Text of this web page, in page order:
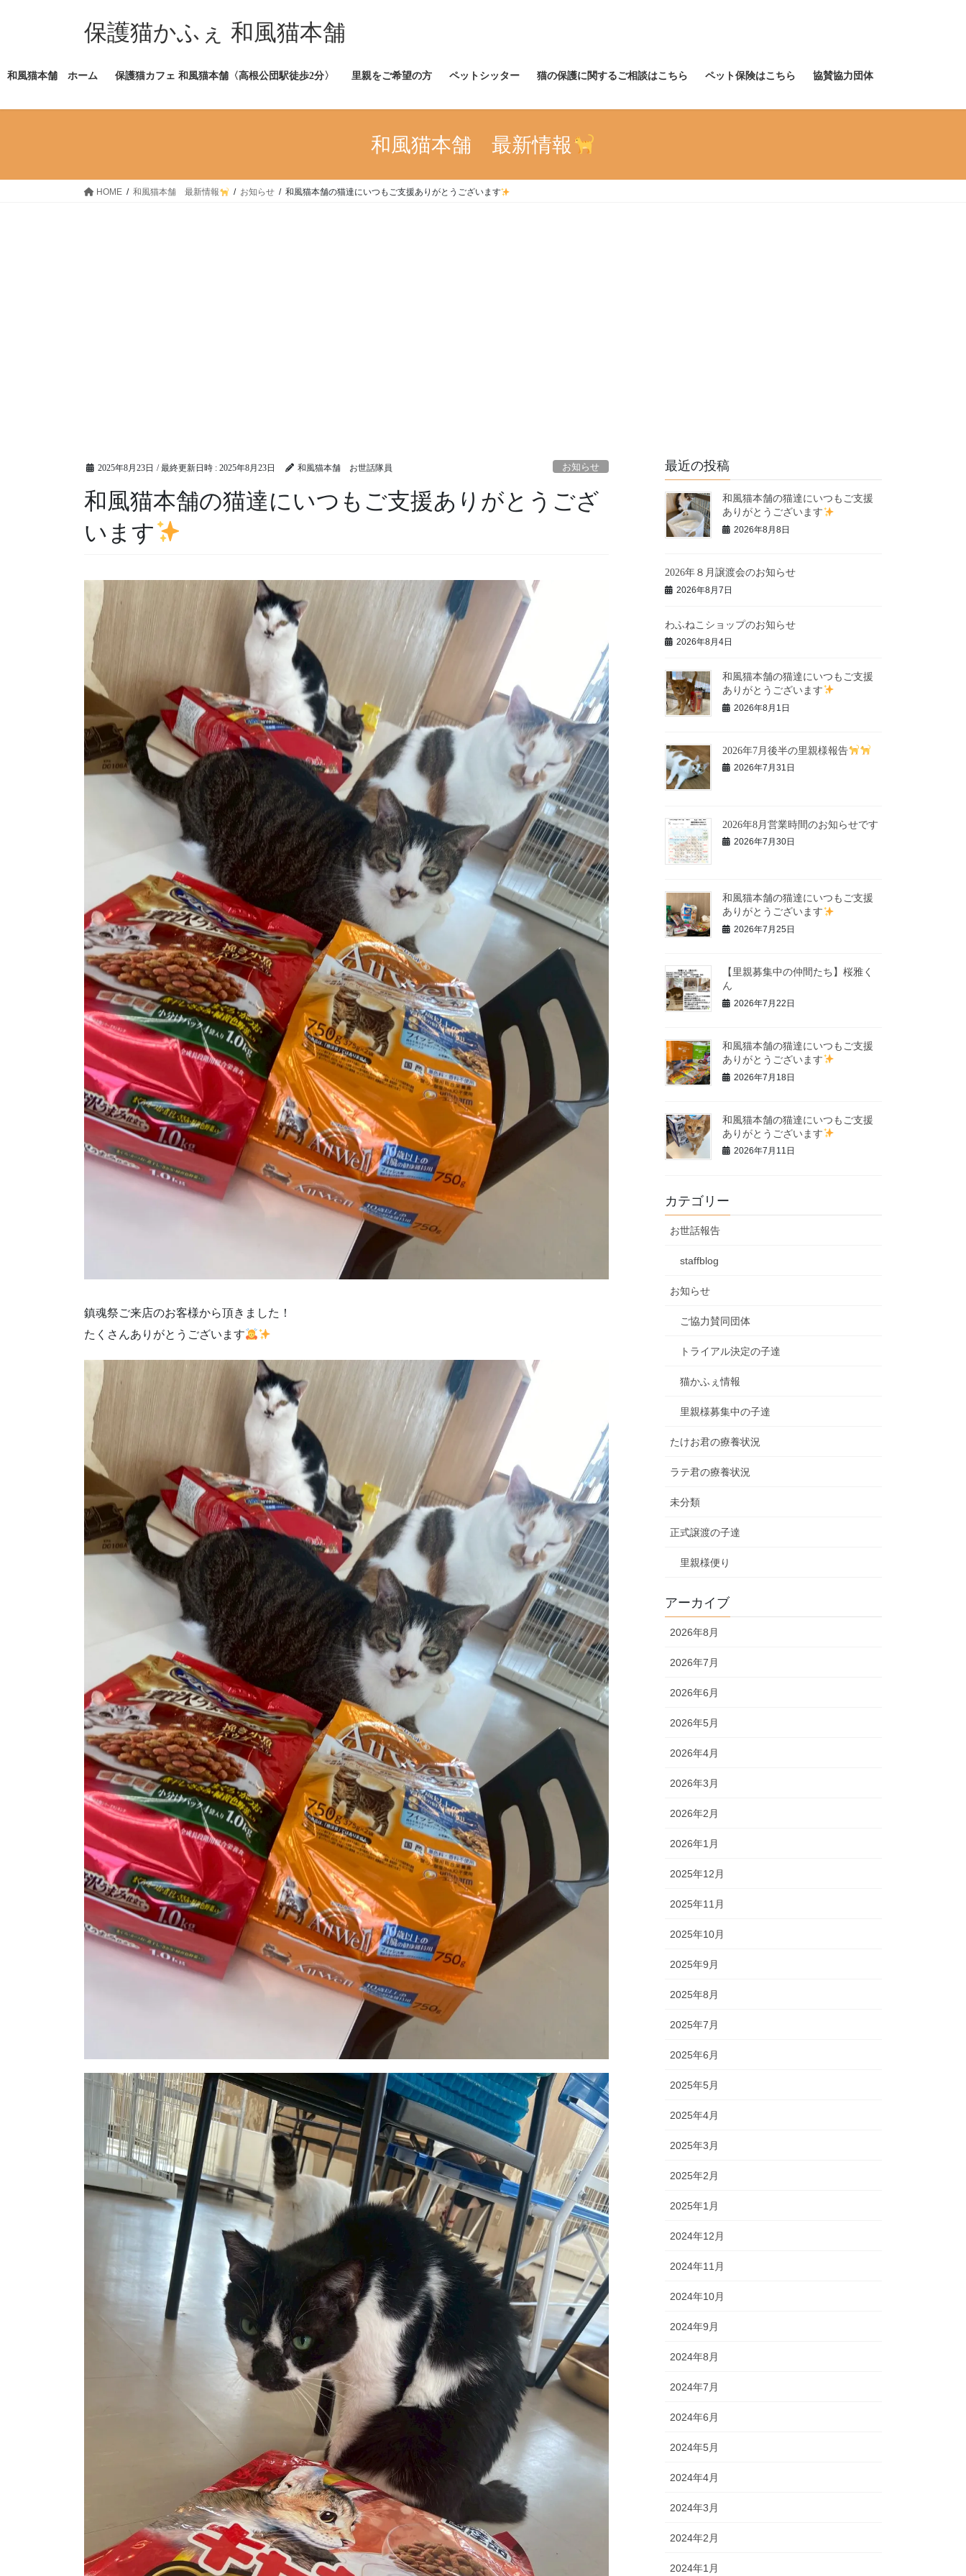
ツ
ス
シ
ン
保護猫かふぇ 和風猫本舗
和風猫本舗 ホーム 保護猫カフェ 和風猫本舗〈高根公団駅徒歩2分〉 里親をご希望の方 ペットシッター 猫の保護に関するご相談はこちら ペット保険はこちら 協賛協力団体
和風猫本舗 最新情報
HOME 和風猫本舗 最新情報 お知らせ 和風猫本舗の猫達にいつもご支援ありがとうございます
2025年8月23日 / 最終更新日時 : 2025年8月23日 和風猫本舗 お世話隊員 お知らせ
和風猫本舗の猫達にいつもご支援ありがとうござ
います
鎮魂祭ご来店のお客様から頂きました！
たくさんありがとうございます
最近の投稿
和風猫本舗の猫達にいつもご支援
ありがとうございます
2026年8月8日
2026年８月譲渡会のお知らせ
2026年8月7日
わふねこショップのお知らせ
2026年8月4日
和風猫本舗の猫達にいつもご支援
ありがとうございます
2026年8月1日
2026年7月後半の里親様報告
2026年7月31日
2026年8月営業時間のお知らせです
2026年7月30日
和風猫本舗の猫達にいつもご支援
ありがとうございます
2026年7月25日
【里親募集中の仲間たち】桜雅く
ん
2026年7月22日
和風猫本舗の猫達にいつもご支援
ありがとうございます
2026年7月18日
和風猫本舗の猫達にいつもご支援
ありがとうございます
2026年7月11日
カテゴリー
お世話報告
staffblog
お知らせ
ご協力賛同団体
トライアル決定の子達
猫かふぇ情報
里親様募集中の子達
たけお君の療養状況
ラテ君の療養状況
未分類
正式譲渡の子達
里親様便り
アーカイブ
2026年8月
2026年7月
2026年6月
2026年5月
2026年4月
2026年3月
2026年2月
2026年1月
2025年12月
2025年11月
2025年10月
2025年9月
2025年8月
2025年7月
2025年6月
2025年5月
2025年4月
2025年3月
2025年2月
2025年1月
2024年12月
2024年11月
2024年10月
2024年9月
2024年8月
2024年7月
2024年6月
2024年5月
2024年4月
2024年3月
2024年2月
2024年1月